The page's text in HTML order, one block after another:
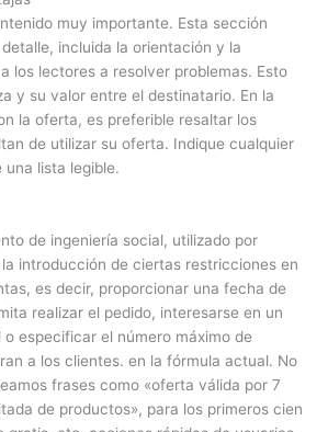
muy importante. Esta sección
incluida la orientación y la
los lectores a resolver problemas. Esto
y su valor entre el destinatario. En la
la oferta, es preferible resaltar los
de utilizar su oferta. Indique cualquier
lista legible.
de ingeniería social, utilizado por
introducción de ciertas restricciones en
es decir, proporcionar una fecha de
realizar el pedido, interesarse en un
especificar el número máximo de
a los clientes. en la fórmula actual. No
frases como «oferta válida por 7
de productos», para los primeros cien